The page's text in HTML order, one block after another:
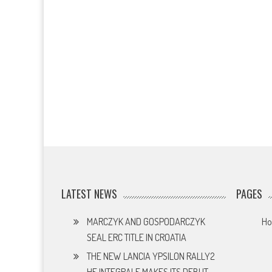
LATEST NEWS
MARCZYK AND GOSPODARCZYK
SEAL ERC TITLE IN CROATIA
THE NEW LANCIA YPSILON RALLY2
PAGES